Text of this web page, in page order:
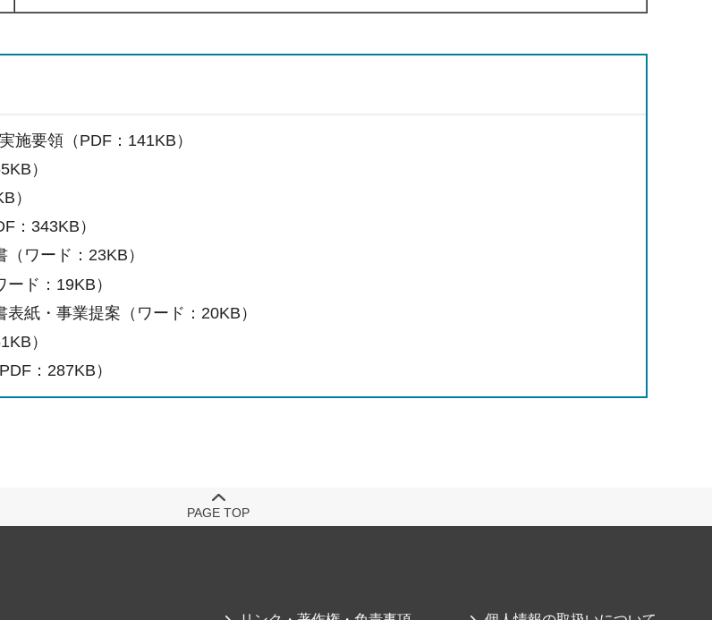
施要領（PDF：141KB）
）
）
：343KB）
（ワード：23KB）
ード：19KB）
表紙・事業提案（ワード：20KB）
）
：287KB）
PAGE TOP